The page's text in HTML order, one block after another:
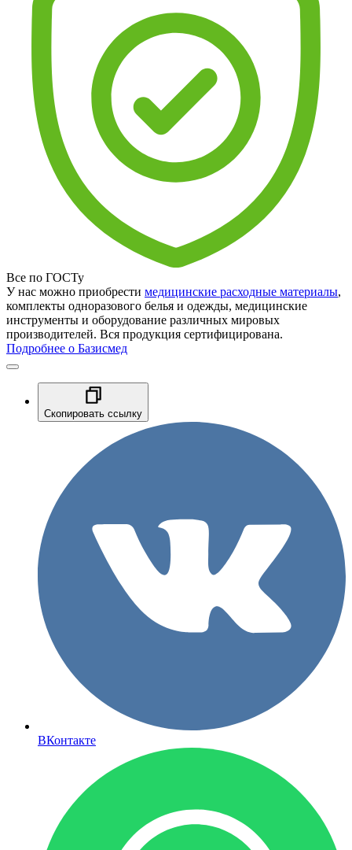
Все по ГОСТу
У нас можно приобрести медицинские расходные материалы,
комплекты одноразового белья и одежды, медицинские
инструменты и оборудование различных мировых
производителей. Вся продукция сертифицирована.
Подробнее о Базисмед
Скопировать ссылку
ВКонтакте